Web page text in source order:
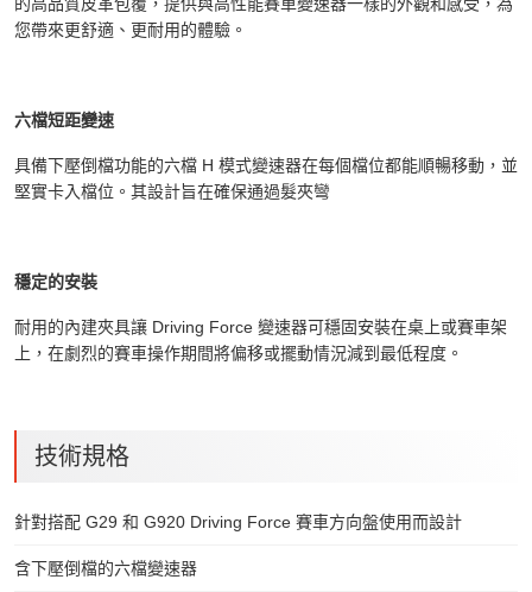
您帶來更舒適、更耐用的體驗。
六檔短距變速
具備下壓倒檔功能的六檔 H 模式變速器在每個檔位都能順暢移動，並
堅實卡入檔位。其設計旨在確保通過髮夾彎
穩定的安裝
耐用的內建夾具讓 Driving Force 變速器可穩固安裝在桌上或賽車架
上，在劇烈的賽車操作期間將偏移或擺動情況減到最低程度。
技術規格
針對搭配 G29 和 G920 Driving Force 賽車方向盤使用而設計
含下壓倒檔的六檔變速器